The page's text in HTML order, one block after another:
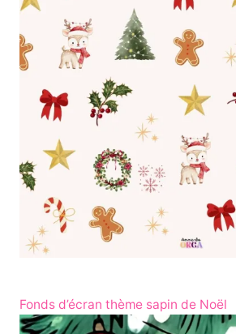
Fonds d’écran thème sapin de Noël